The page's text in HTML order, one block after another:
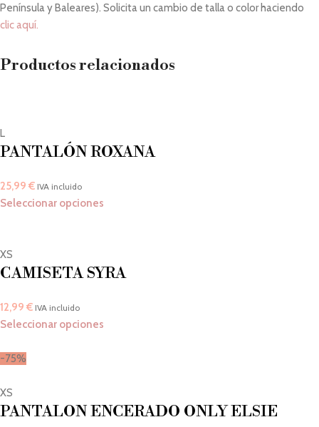
Península y Baleares). Solicita un cambio de talla o color haciendo
clic aquí.
Productos relacionados
L
PANTALÓN ROXANA
25,99 € IVA incluido
Seleccionar opciones
XS
CAMISETA SYRA
12,99 € IVA incluido
Seleccionar opciones
-75%
XS
PANTALON ENCERADO ONLY ELSIE